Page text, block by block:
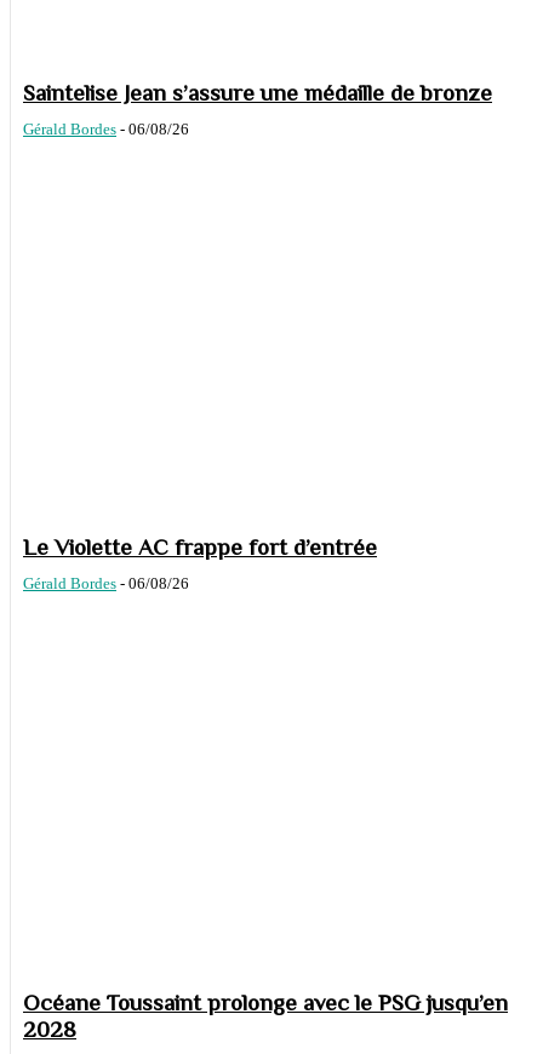
Saintelise Jean s’assure une médaille de bronze
Gérald Bordes - 06/08/26
Le Violette AC frappe fort d’entrée
Gérald Bordes - 06/08/26
Océane Toussaint prolonge avec le PSG jusqu’en
2028